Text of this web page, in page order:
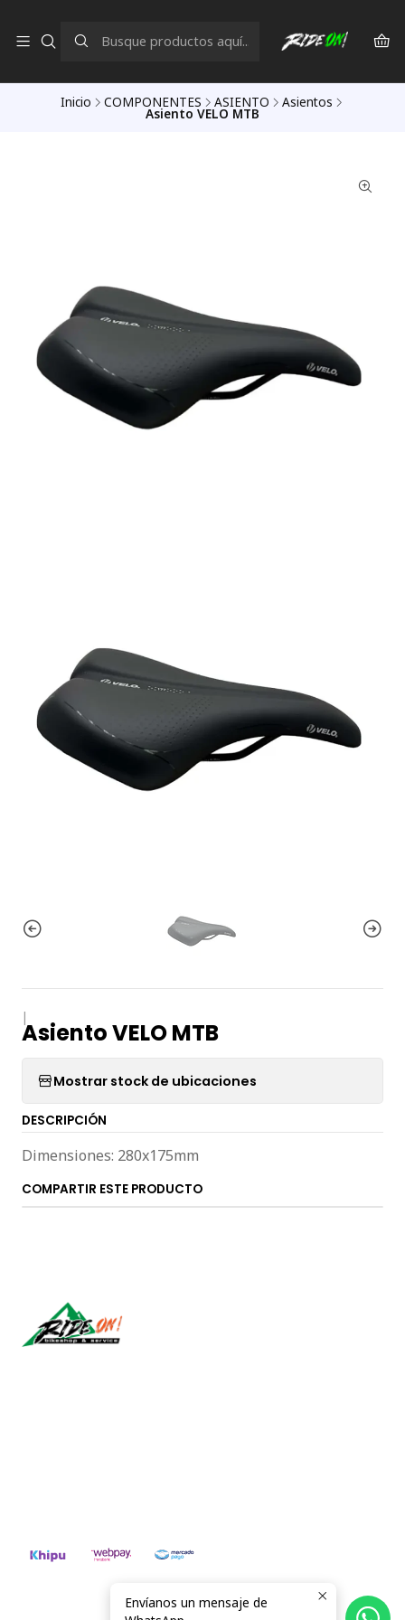
Inicio COMPONENTES ASIENTO Asientos
Asiento VELO MTB
|
Asiento VELO MTB
Mostrar stock de ubicaciones
DESCRIPCIÓN
Dimensiones: 280x175mm
COMPARTIR ESTE PRODUCTO
Envíanos un mensaje de